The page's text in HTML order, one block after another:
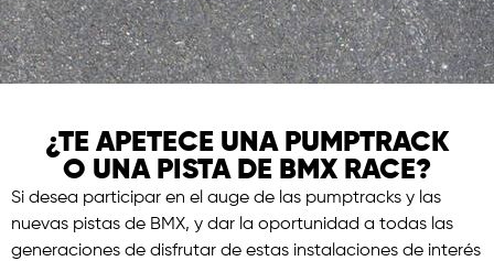
¿TE APETECE UNA PUMPTRACK
O UNA PISTA DE BMX RACE?
Si desea participar en el auge de las pumptracks y las
nuevas pistas de BMX, y dar la oportunidad a todas las
generaciones de disfrutar de estas instalaciones de interés